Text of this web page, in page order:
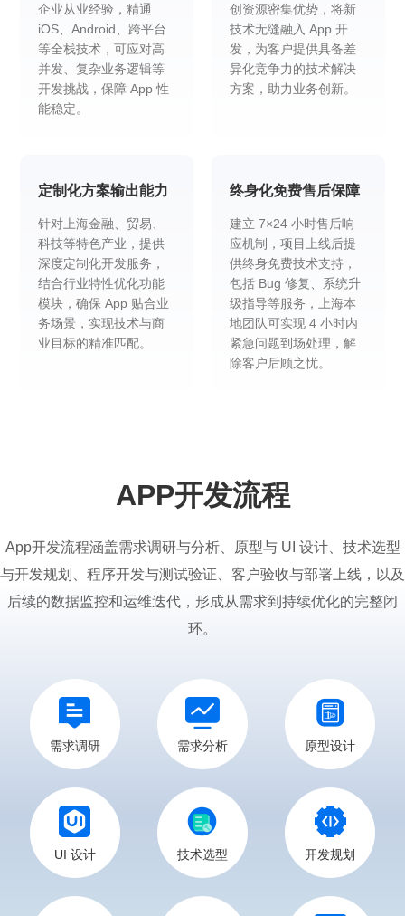
企业从业经验，精通
iOS、Android、跨平台
等全栈技术，可应对高
并发、复杂业务逻辑等
开发挑战，保障 App 性
能稳定。
创资源密集优势，将新
技术无缝融入 App 开
发，为客户提供具备差
异化竞争力的技术解决
方案，助力业务创新。
定制化方案输出能力
针对上海金融、贸易、
科技等特色产业，提供
深度定制化开发服务，
结合行业特性优化功能
模块，确保 App 贴合业
务场景，实现技术与商
业目标的精准匹配。
终身化免费售后保障
建立 7×24 小时售后响
应机制，项目上线后提
供终身免费技术支持，
包括 Bug 修复、系统升
级指导等服务，上海本
地团队可实现 4 小时内
紧急问题到场处理，解
除客户后顾之忧。
APP开发流程
App开发流程涵盖需求调研与分析、原型与 UI 设计、技术选型
与开发规划、程序开发与测试验证、客户验收与部署上线，以及
后续的数据监控和运维迭代，形成从需求到持续优化的完整闭
环。
需求调研 需求分析 原型设计
UI 设计 技术选型 开发规划